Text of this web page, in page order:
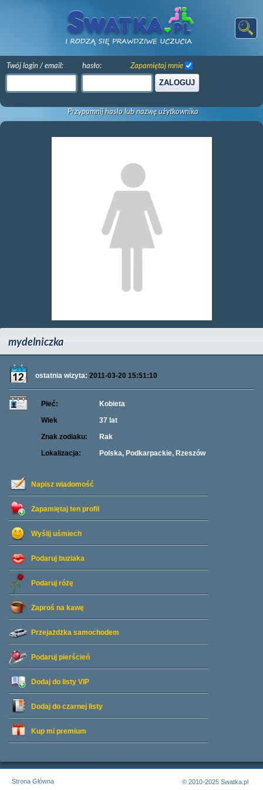
Twój login / email: hasło:
ZALOGUJ
Zapamiętaj mnie
Przypomnij hasło lub nazwę użytkownika
mydelniczka
ostatnia wizyta: 2011-03-20 15:51:10
Napisz wiadomość
Zapamiętaj ten profil
Wyślij uśmiech
Podaruj buziaka
Podaruj różę
Zaproś na kawę
Przejażdżka samochodem
Podaruj pierścień
Dodaj do listy VIP
Dodaj do czarnej listy
Kup mi premium
Płeć:
Kobieta
Wiek
37 lat
Znak zodiaku:
Rak
Lokalizacja:
Polska, Podkarpackie, Rzeszów
Strona Główna
© 2010-2025 Swatka.pl